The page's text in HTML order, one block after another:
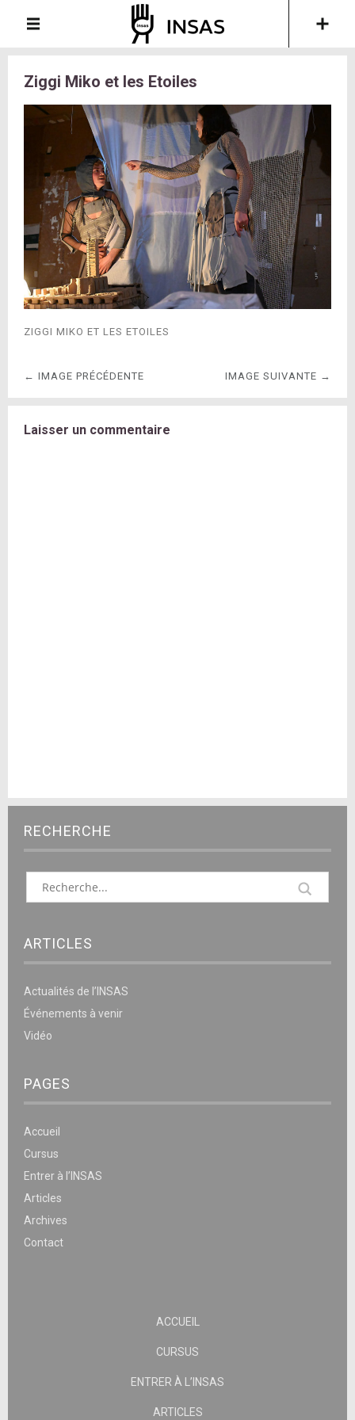
Ziggi Miko et les Etoiles
ZIGGI MIKO ET LES ETOILES
← IMAGE PRÉCÉDENTE IMAGE SUIVANTE →
Laisser un commentaire
RECHERCHE
ARTICLES
Actualités de l’INSAS
Événements à venir
Vidéo
PAGES
Accueil
Cursus
Entrer à l’INSAS
Articles
Archives
Contact
ACCUEIL
CURSUS
ENTRER À L’INSAS
ARTICLES